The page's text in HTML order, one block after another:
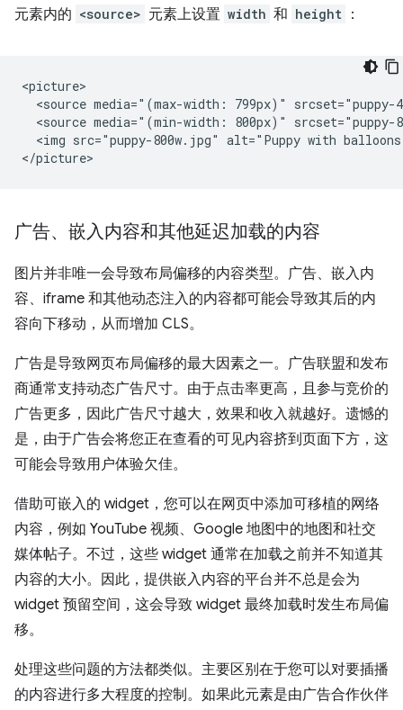
元素内的 <source> 元素上设置 width 和 height ：
<picture>
<source media="(max-width: 799px)"
<source media="(min-width: 800px)"
<img src="puppy-800w.jpg" alt="Puppy with
广告、嵌入内容和其他延迟加载的内容
图片并非唯一会导致布局偏移的内容类型。广告、嵌入内
容、iframe 和其他动态注入的内容都可能会导致其后的内
容向下移动，从而增加 CLS。
广告是导致网页布局偏移的最大因素之一。广告联盟和发布
商通常支持动态广告尺寸。由于点击率更高，且参与竞价的
广告更多，因此广告尺寸越大，效果和收入就越好。遗憾的
是，由于广告会将您正在查看的可见内容挤到页面下方，这
可能会导致用户体验欠佳。
借助可嵌入的 widget，您可以在网页中添加可移植的网络
内容，例如 YouTube 视频、Google 地图中的地图和社交
媒体帖子。不过，这些 widget 通常在加载之前并不知道其
内容的大小。因此，提供嵌入内容的平台并不总是会为
widget 预留空间，这会导致 widget 最终加载时发生布局偏
移。
处理这些问题的方法都类似。主要区别在于您可以对要插播
的内容进行多大程度的控制。如果此元素是由广告合作伙伴